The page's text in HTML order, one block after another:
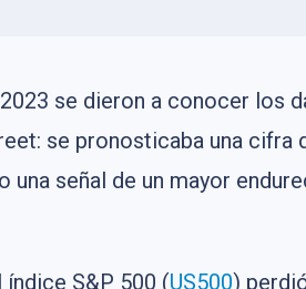
se dieron a conocer los
se pronosticaba una
una señal de un mayor
S&P 500 (US500)